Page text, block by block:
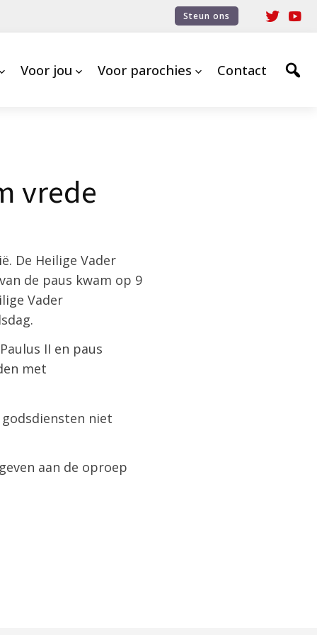
Steun ons
Voor jou Voor parochies Contact
vrede
De Heilige Vader
de paus kwam op 9
Vader
II en paus
met
niet
aan de oproep